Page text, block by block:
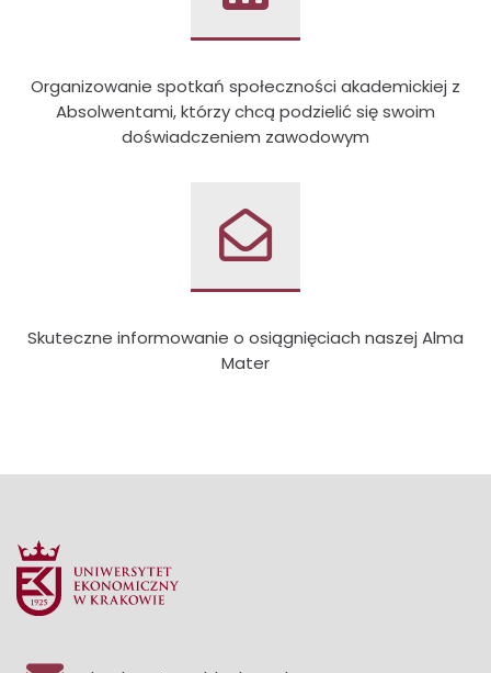
Organizowanie spotkań społeczności akademickiej z
Absolwentami, którzy chcą podzielić się swoim
doświadczeniem zawodowym
Skuteczne informowanie o osiągnięciach naszej Alma
Mater